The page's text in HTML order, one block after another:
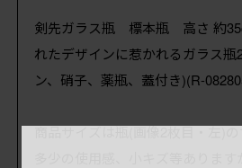
剣先ガラス瓶 標本瓶 高さ 約
れたデザインに惹かれるガラス瓶
ン、硝子、薬瓶、蓋付き)(R-
商品サイズは瓶(画像2枚目・左)
多少の使用感、小キズ等ありま